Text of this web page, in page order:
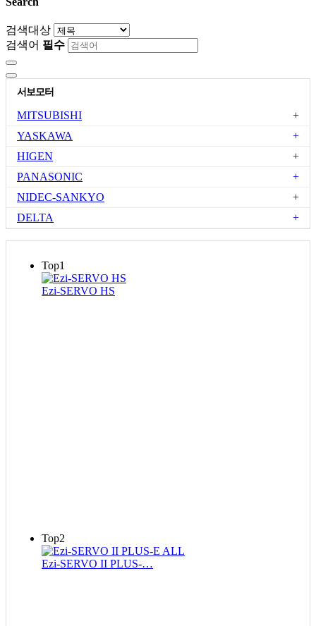
검색대상
검색어 필수
서보모터
MITSUBISHI
YASKAWA
HIGEN
PANASONIC
NIDEC-SANKYO
DELTA
Top1
Ezi-SERVO HS
Top2
Ezi-SERVO II PLUS-…